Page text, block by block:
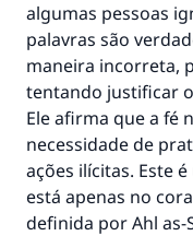
algumas pessoas
palavras são
maneira incorreta,
tentando justificar
Ele afirma que a fé
necessidade de
ações ilícitas. Este
está apenas no
definida por Ahl as-